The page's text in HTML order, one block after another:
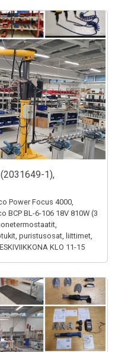
1),
Power Focus 4000,
BCP BL-6-106 18V 810W (3
puristusosat, liittimet,
KLO 11-15